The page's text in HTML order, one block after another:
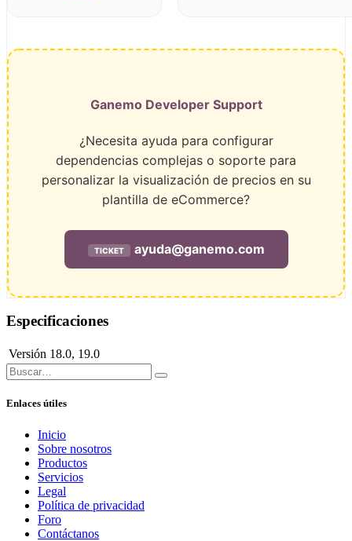
Ganemo Developer Support
¿Necesita ayuda para configurar
dependencias complejas o soporte para
personalizar la visualización de precios en su
plantilla de eCommerce?
TICKET ayuda@ganemo.com
Especificaciones
Versión 18.0, 19.0
Enlaces útiles
Inicio
Sobre nosotros
Productos
Servicios
Legal
Política de privacidad
Foro
Contáctanos